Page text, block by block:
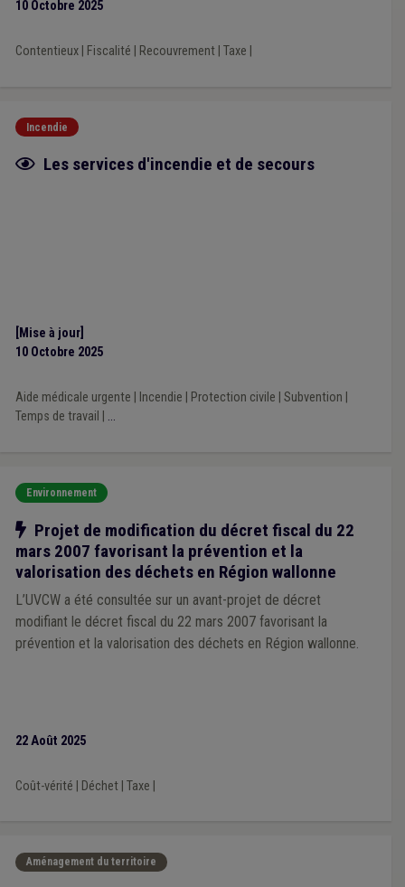
10 Octobre 2025
Contentieux| Fiscalité Recouvrement| Taxe
Incendie
Fiche focus
Les services d'incendie et de secours
[Mise à jour]
10 Octobre 2025
Aide médicale urgente Incendie Protection civile Subvention
Temps de travail
...
Environnement
Notre action
Projet de modification du décret fiscal du 22
mars 2007 favorisant la prévention et la
valorisation des déchets en Région wallonne
L’UVCW a été consultée sur un avant-projet de décret
modifiant le décret fiscal du 22 mars 2007 favorisant la
prévention et la valorisation des déchets en Région wallonne.
22 Août 2025
Coût-vérité Déchet| Taxe
Aménagement du territoire